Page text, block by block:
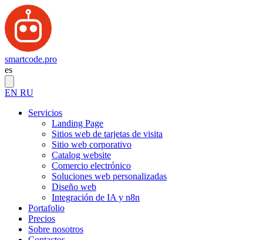
smartcode.pro
es
EN RU
Servicios
Landing Page
Sitios web de tarjetas de visita
Sitio web corporativo
Catalog website
Comercio electrónico
Soluciones web personalizadas
Diseño web
Integración de IA y n8n
Portafolio
Precios
Sobre nosotros